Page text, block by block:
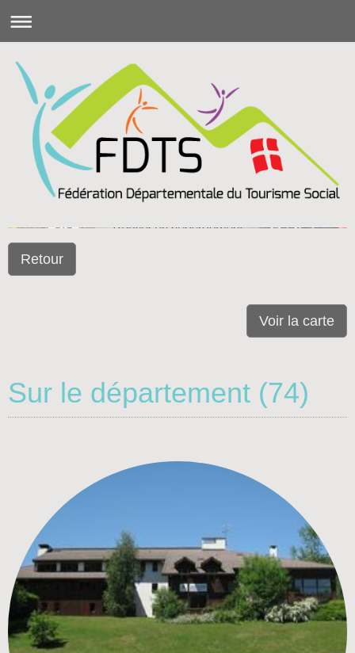
Retour
Voir la carte
Sur le département (74)